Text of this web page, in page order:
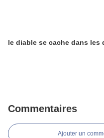
le diable se cache dans les
Commentaires
Ajouter un